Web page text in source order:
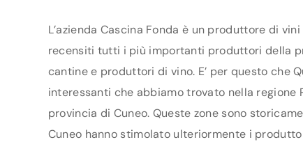
L’azienda Cascina Fonda è un produttore di
recensiti tutti i più importanti produttori della
cantine e produttori di vino. E’ per questo che
interessanti che abbiamo trovato nella regione
provincia di Cuneo. Queste zone sono
Cuneo hanno stimolato ulteriormente i